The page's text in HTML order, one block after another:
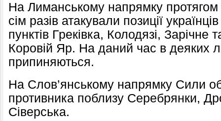
На Лиманському напрямку протягом
сім разів атакували позиції
пунктів Греківка, Колодязі, Зарічне
Коровій Яр. На даний час в деяких
припиняються.
На Слов’янському напрямку Сили
противника поблизу Серебрянки,
Сіверська.